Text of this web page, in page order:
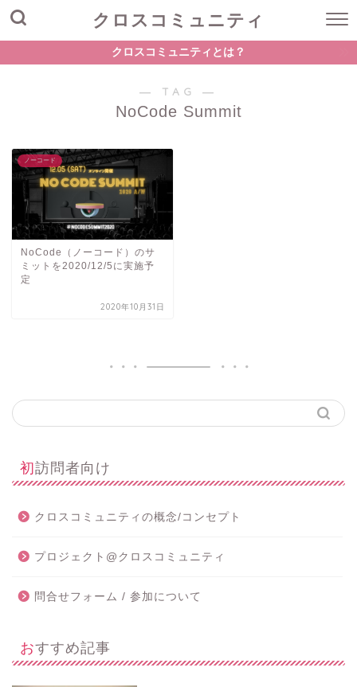
クロスコミュニティ
クロスコミュニティとは？
― TAG ―
NoCode Summit
ノーコード
NoCode（ノーコード）のサ
ミットを2020/12/5に実施予
定
2020年10月31日
初訪問者向け
クロスコミュニティの概念/コンセプト
プロジェクト@クロスコミュニティ
問合せフォーム / 参加について
おすすめ記事